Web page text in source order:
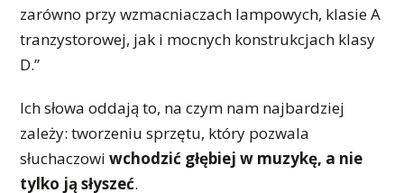
zarówno przy wzmacniaczach lampowych, klasie A
tranzystorowej, jak i mocnych konstrukcjach klasy
D.”
Ich słowa oddają to, na czym nam najbardziej
zależy: tworzeniu sprzętu, który pozwala
słuchaczowiwchodzić głębiej w muzykę, a nie
tylko ją słyszeć.